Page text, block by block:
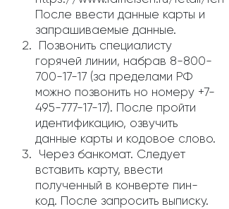
После ввести данные карты и
запрашиваемые данные.
Позвонить специалисту
горячей линии, набрав 8-800-
700-17-17 (за пределами РФ
можно позвонить но номеру +7-
495-777-17-17). После пройти
идентификацию, озвучить
данные карты и кодовое слово.
Через банкомат. Следует
вставить карту, ввести
полученный в конверте пин-
код. После запросить выписку.